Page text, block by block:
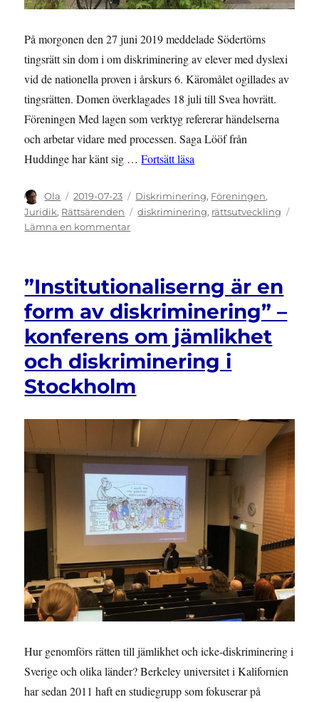
På morgonen den 27 juni 2019 meddelade Södertörns
tingsrätt sin dom i om diskriminering av elever med dyslexi
vid de nationella proven i årskurs 6. Käromålet ogillades av
tingsrätten. Domen överklagades 18 juli till Svea hovrätt.
Föreningen Med lagen som verktyg refererar händelserna
och arbetar vidare med processen. Saga Lööf från
Huddinge har känt sig …Fortsätt läsa
Författare
Ola
Publicerat
den
2019-07-23 Kategorier
Diskriminering, Föreningen,
Juridik, Rättsärenden Etiketter
diskriminering, rättsutveckling
Lämna en kommentartill
diskriminering
grund
av
dyslexi
och
”Institutionaliserng är en
form av diskriminering” –
konferens om jämlikhet
och diskriminering i
Stockholm
Hur genomförs rätten till jämlikhet och icke-diskriminering i
Sverige och olika länder? Berkeley universitet i Kalifornien
har sedan 2011 haft en studiegrupp som fokuserar på